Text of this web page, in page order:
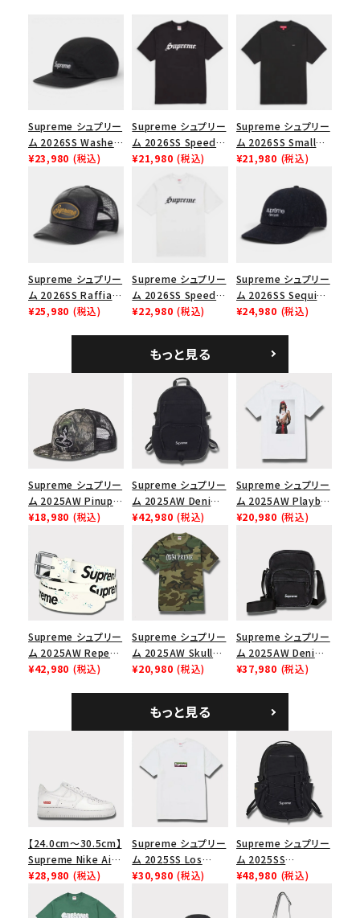
コラボレーションブランドから探す
並び順
価格から探す
円
在庫のない商品を表示する
絞り込んで検索する
Supreme シュプリー
ム 2026SS Washed
Chino Twill Camp
ノツイル キャンプキャ
ップ ブラック
¥23,980 (税込)
Supreme シュプリー
ム 2026SS Speed
Tee スピードTシャツ
¥21,980 (税込)
Supreme シュプリー
ム 2026SS Small
Box Tee スモールボ
¥21,980 (税込)
Supreme シュプリー
ム 2026SS Raffia
Mesh Back 5-Panel
¥25,980 (税込)
Supreme シュプリー
ム 2026SS Speed
Tee スピードTシャツ
¥22,980 (税込)
Supreme シュプリー
ム 2026SS Sequin
Denim Classic
シックロゴ 6パネルキ
ャップ ブラック
¥24,980 (税込)
もっと見る
Supreme シュプリー
ム 2025AW Pinup
Mesh Back 5-Panel
ュバック 5パネルキャ
ップ トゥルーティン
バーHTC フォールカ
¥18,980 (税込)
Supreme シュプリー
ム 2025AW Denim
Backpack デニム バ
ックパック ブラック
¥42,980 (税込)
Supreme シュプリー
ム 2025AW Playboi
Carti Tee プレイボ
¥20,980 (税込)
Supreme シュプリー
ム 2025AW Repeat
Leather Belt リピー
¥42,980 (税込)
Supreme シュプリー
ム 2025AW Skull
Tee スカル Tシャ
¥20,980 (税込)
Supreme シュプリー
ム 2025AW Denim
Shoulder Bag デニ
¥37,980 (税込)
もっと見る
【24.0cm～30.5cm】
Supreme Nike Air
Force 1 Low シュプ
リーム ナイキエアフォ
ース１スニーカー シ
¥28,980 (税込)
Supreme シュプリー
ム 2025SS Los
Angeles Fire Relief
¥30,980 (税込)
Supreme シュプリー
ム 2025SS
Backpack バックパッ
ク ブラック 黒
¥48,980 (税込)